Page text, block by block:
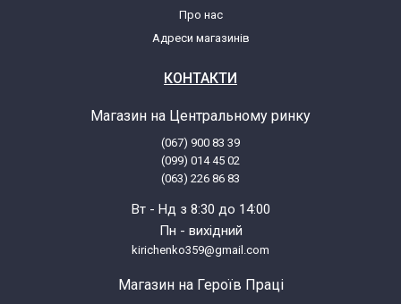
Про нас
Адреси магазинів
КОНТАКТИ
Магазин на Центральному ринку
(067) 900 83 39
(099) 014 45 02
(063) 226 86 83
Вт - Нд з 8:30 до 14:00
Пн - вихідний
kirichenko359@gmail.com
Магазин на Героїв Праці